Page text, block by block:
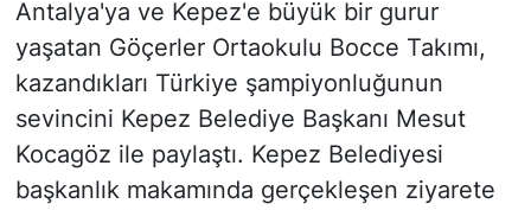
Antalya'ya ve Kepez'e büyük bir gurur
yaşatan Göçerler Ortaokulu Bocce Takımı,
kazandıkları Türkiye şampiyonluğunun
sevincini Kepez Belediye Başkanı Mesut
Kocagöz ile paylaştı. Kepez Belediyesi
başkanlık makamında gerçekleşen ziyarete